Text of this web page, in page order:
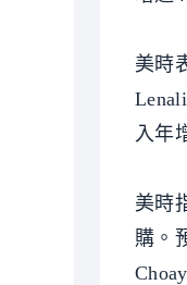
美時
入年
美時
購。